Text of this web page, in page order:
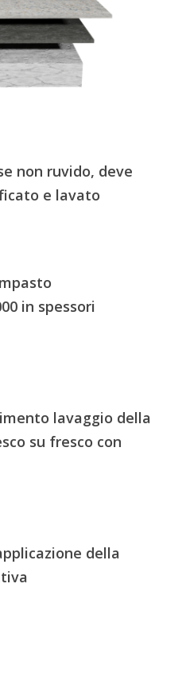
non ruvido, deve
e lavato
in spessori
lavaggio della
su fresco con
della